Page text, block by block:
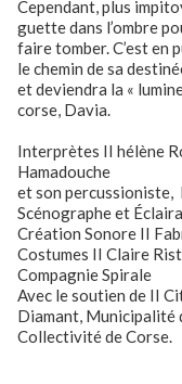
Cependant, plus
guette dans l’ombre
faire tomber. C’est en
le chemin de sa
et deviendra la «
corse, Davia.
Interprètes II hélène
Hamadouche
et son percussioniste,
Scénographe et
Création Sonore II
Costumes II Claire
Compagnie Spirale
Avec le soutien de II
Diamant, Municipalité
Collectivité de Corse.